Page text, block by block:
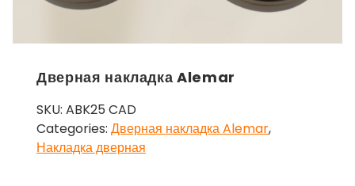
Дверная накладка Alemar
SKU: ABK25 CAD
Categories: Дверная накладка Alemar,
Накладка дверная